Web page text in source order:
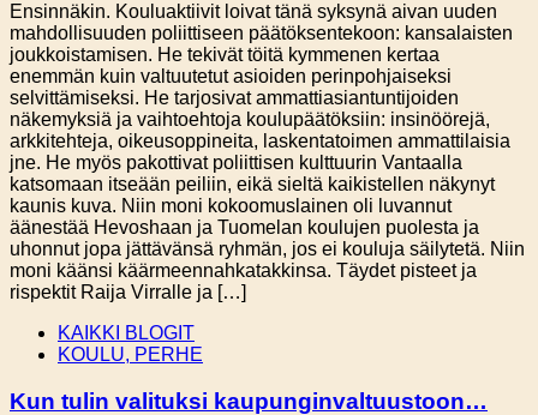
Ensinnäkin. Kouluaktiivit loivat tänä syksynä aivan uuden
mahdollisuuden poliittiseen päätöksentekoon: kansalaisten
joukkoistamisen. He tekivät töitä kymmenen kertaa
enemmän kuin valtuutetut asioiden perinpohjaiseksi
selvittämiseksi. He tarjosivat ammattiasiantuntijoiden
näkemyksiä ja vaihtoehtoja koulupäätöksiin: insinöörejä,
arkkitehteja, oikeusoppineita, laskentatoimen ammattilaisia
jne. He myös pakottivat poliittisen kulttuurin Vantaalla
katsomaan itseään peiliin, eikä sieltä kaikistellen näkynyt
kaunis kuva. Niin moni kokoomuslainen oli luvannut
äänestää Hevoshaan ja Tuomelan koulujen puolesta ja
uhonnut jopa jättävänsä ryhmän, jos ei kouluja säilytetä. Niin
moni käänsi käärmeennahkatakkinsa. Täydet pisteet ja
rispektit Raija Virralle ja […]
KAIKKI BLOGIT
KOULU, PERHE
Kun tulin valituksi kaupunginvaltuustoon…